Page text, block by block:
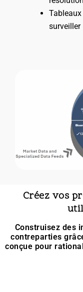
Créez vos
Construisez des
contreparties
conçue pour